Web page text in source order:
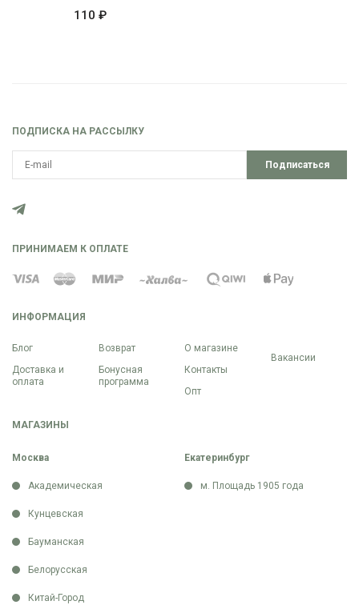
110 ₽
ИНФОРМАЦИЯ
Блог
Доставка и
оплата
Возврат
Бонусная
программа
О магазине
Контакты
Опт
Вакансии
МАГАЗИНЫ
Москва
Академическая
Кунцевская
Бауманская
Белорусская
Китай-Город
Екатеринбург
м. Площадь 1905 года
ПОДПИСКА НА РАССЫЛКУ
Подписаться
ПРИНИМАЕМ К ОПЛАТЕ